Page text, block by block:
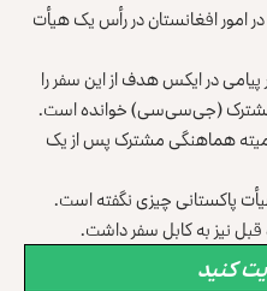
امور افغانستان در رأس یک هیأت
۲۷ حمل) در پیامی در ایکس هدف از این سفر را
(جی‌سی‌سی) خوانده است.
هماهنگی مشترک پس از یک
پاکستانی چیزی نگفته است.
قبل نیز به کابل سفر داشت.
کنید